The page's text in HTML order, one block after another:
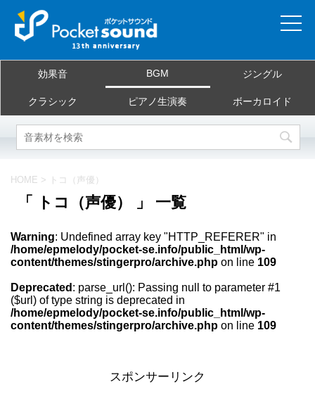
当サイトについて
ご利用規約
よくある質問
お問合せ
効果音 BGM ジングル
クラシック ピアノ生演奏 ボーカロイド
HOME > トコ（声優）
「 トコ（声優） 」 一覧
Warning: Undefined array key "HTTP_REFERER" in
/home/epmelody/pocket-se.info/public_html/wp-
content/themes/stingerpro/archive.php on line 109
Deprecated : parse_url(): Passing null to parameter #1
($url) of type string is deprecated in
/home/epmelody/pocket-se.info/public_html/wp-
content/themes/stingerpro/archive.php on line 109
スポンサーリンク